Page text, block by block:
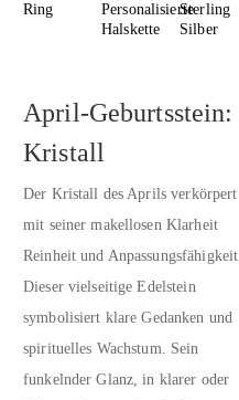
Ring
Personalisierte
Halskette
Sterling
Silber
April-Geburtsstein:
Kristall
Der Kristall des Aprils verkörpert
mit seiner makellosen Klarheit
Reinheit und Anpassungsfähigkeit.
Dieser vielseitige Edelstein
symbolisiert klare Gedanken und
spirituelles Wachstum. Sein
funkelnder Glanz, in klarer oder